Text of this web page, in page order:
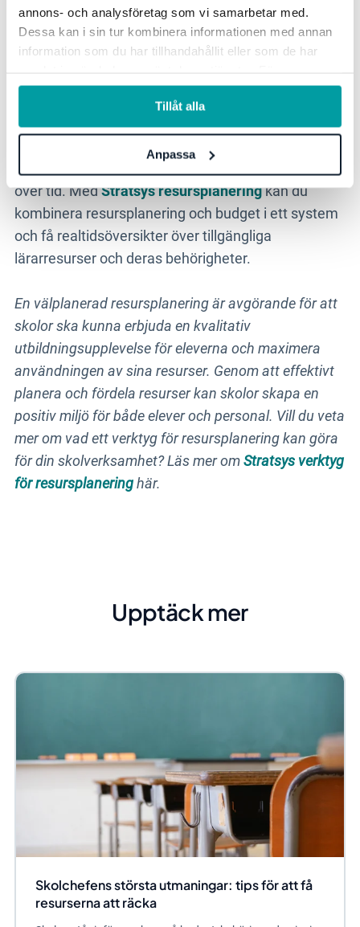
annons- och analysföretag som vi samarbetar med.
Dessa kan i sin tur kombinera informationen med annan
information som du har tillhandahållit eller som de har
information, se vårintegritetspolicy.
Tillåt alla
Anpassa
effektivisera processer. Med hjälp av ett verktyg
kan skolor exempelvis få översikt på tillgängliga
resurser, legitimationer och behörigheter, vilket gör
att man hade inom verksamheten.
Det gör det också möjligt att generera rapporter och
över tid. MedStratsys resursplaneringkan du
kombinera resursplanering och budget i ett system
och få realtidsöversikter över tillgängliga
lärarresurser och deras behörigheter.
En välplanerad resursplanering är avgörande för att
skolor ska kunna erbjuda en kvalitativ
utbildningsupplevelse för eleverna och maximera
användningen av sina resurser. Genom att effektivt
planera och fördela resurser kan skolor skapa en
positiv miljö för både elever och personal. Vill du veta
mer om vad ett verktyg för resursplanering kan göra
för din skolverksamhet? Läs mer omStratsys verktyg
för resursplaneringhär.
Upptäck mer
Skolchefens största utmaningar: tips för att få
resurserna att räcka